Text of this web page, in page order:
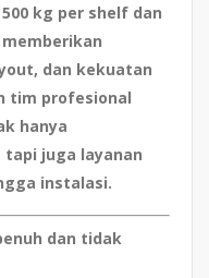
kg per shelf dan
dan kekuatan
tim profesional
hanya
juga layanan
instalasi.
dan tidak